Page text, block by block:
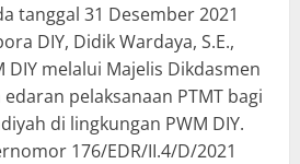
tanggal 31 Desember 2021
DIY, Didik Wardaya, S.E.,
DIY melalui Majelis Dikdasmen
pelaksanaan PTMT bagi
di lingkungan PWM DIY.
176/EDR/II.4/D/2021